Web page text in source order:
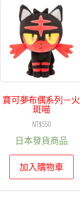
寶可夢布偶系列－火
斑喵
NT$550
日本發貨商品
加入購物車